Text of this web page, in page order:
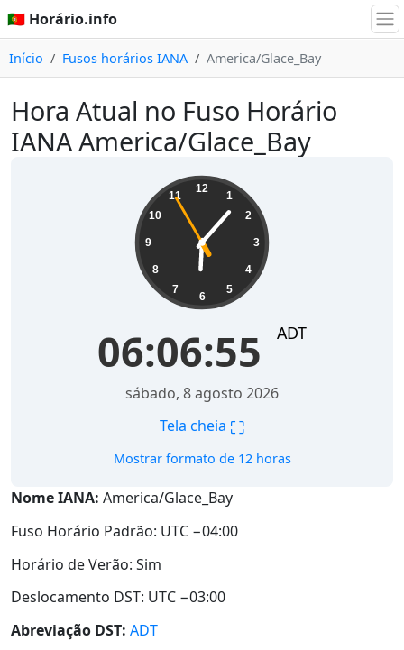
🇵🇹 Horário.info
Início Fusos horários IANA America/Glace_Bay
Hora Atual no Fuso Horário
IANA America/Glace_Bay
12
1
2
3
4
5
6
7
8
9
10
11
06:06:56 ADT
sábado, 8 agosto 2026
Tela cheia ⛶
Mostrar formato de 12 horas
Nome IANA: America/Glace_Bay
Fuso Horário Padrão: UTC −04:00
Horário de Verão: Sim
Deslocamento DST: UTC −03:00
Abreviação DST: ADT